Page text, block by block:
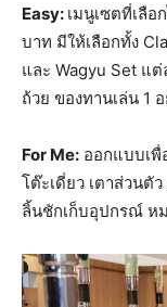
Easy: เมนูเซตที่เลือ
บาท มีให้เลือกทั้ง
และ Wagyu Set แ
ถ้วย ของทานเล่น 1
For Me: ออกแบบเพื่
โต๊ะเดี่ยว เตาส่วนตั
ลิ้นชักเก็บอุปกรณ์ ห